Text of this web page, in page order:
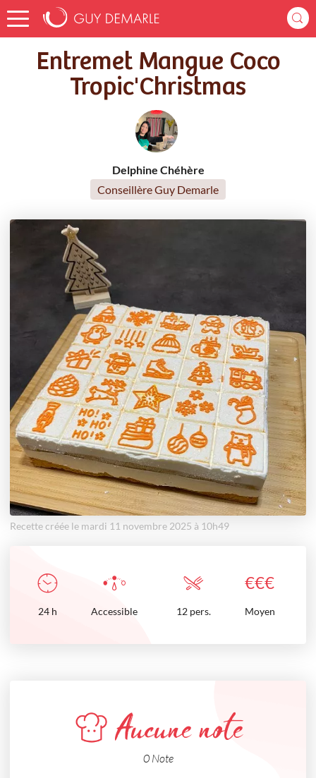
Accueil
Recettes
Entremet Mangue Coco Tropic'Christmas
Entremet Mangue Coco
Tropic'Christmas
Delphine Chéhère
Conseillère Guy Demarle
Recette créée le mardi 11 novembre 2025 à 10h49
€€€
24 h Accessible 12 pers. Moyen
Aucune note
0 Note